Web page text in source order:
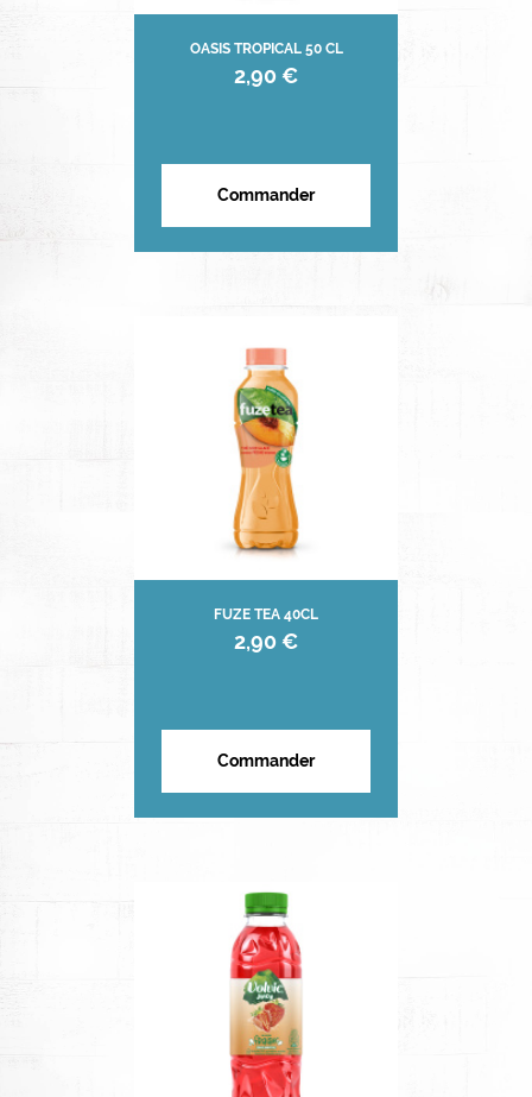
OASIS TROPICAL 50 CL
2,90 €
Commander
FUZE TEA 40CL
2,90 €
Commander